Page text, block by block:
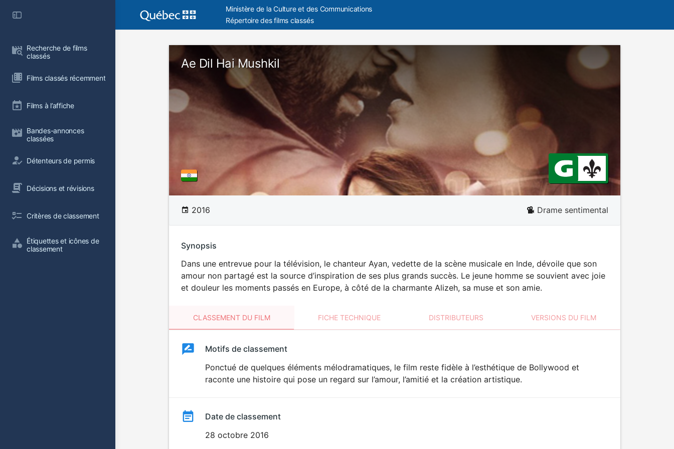
Recherche de films
classés
Films classés récemment
Films à l’affiche
Bandes-annonces
classées
Détenteurs de permis
Décisions et révisions
Critères de classement
Étiquettes et icônes de
classement
Ministère de la Culture et des Communications
Répertoire des films classés
Ae Dil Hai Mushkil
2016 Drame sentimental
Synopsis
Dans une entrevue pour la télévision, le chanteur Ayan, vedette de la scène musicale en Inde, dévoile que son
amour non partagé est la source d’inspiration de ses plus grands succès. Le jeune homme se souvient avec joie
et douleur les moments passés en Europe, à côté de la charmante Alizeh, sa muse et son amie.
CLASSEMENT DU FILM FICHE TECHNIQUE DISTRIBUTEURS VERSIONS DU FILM
ClassementClassement
Motifs de classement
Ponctué de quelques éléments mélodramatiques, le film reste fidèle à l’esthétique de Bollywood et
raconte une histoire qui pose un regard sur l’amour, l’amitié et la création artistique.
Date de classement
28 octobre 2016